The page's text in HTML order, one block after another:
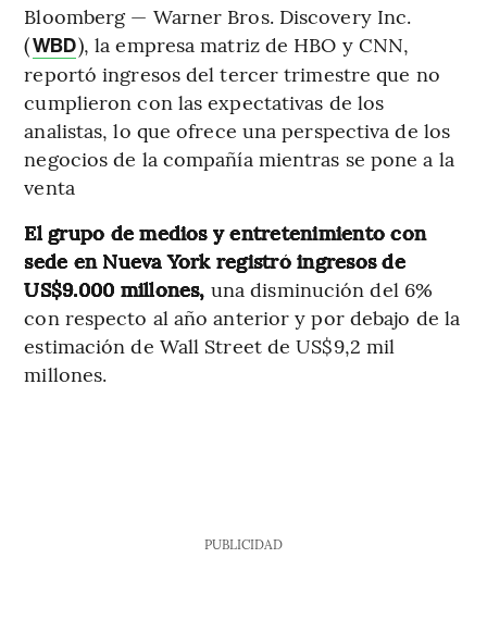
Bloomberg — Warner Bros. Discovery Inc.
(WBD), la empresa matriz de HBO y CNN,
reportó ingresos del tercer trimestre que no
cumplieron con las expectativas de los
analistas, lo que ofrece una perspectiva de los
negocios de la compañía mientras se pone a la
venta
El grupo de medios y entretenimiento con
sede en Nueva York registró ingresos de
US$9.000 millones, una disminución del 6%
con respecto al año anterior y por debajo de la
estimación de Wall Street de US$9,2 mil
millones.
PUBLICIDAD